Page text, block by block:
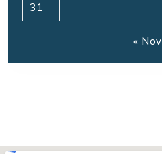
31
« Nov